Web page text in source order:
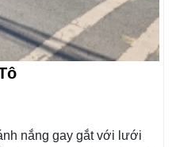
nắng gay gắt với lưới